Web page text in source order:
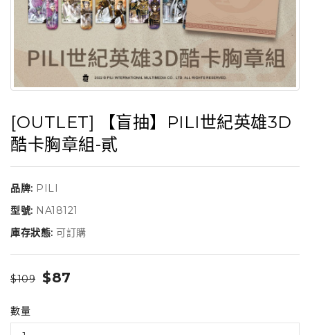
[OUTLET] 【盲抽】PILI世紀英雄3D
酷卡胸章組-貳
品牌: PILI
型號: NA18121
庫存狀態: 可訂購
$109 $87
數量